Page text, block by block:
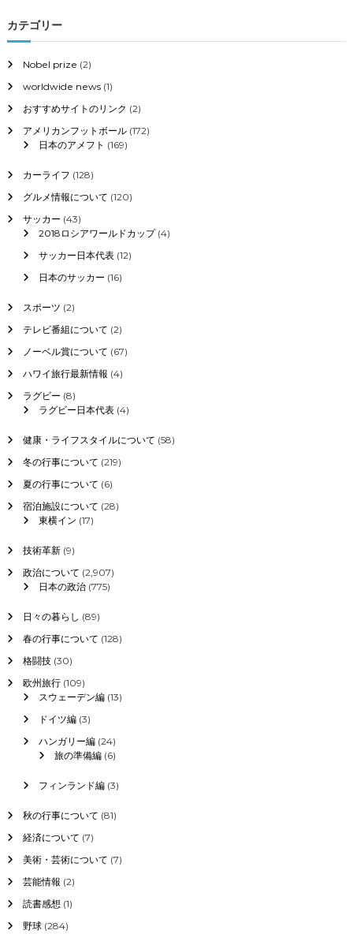
カテゴリー
Nobel prize (2)
worldwide news(1)
おすすめサイトのリンク (2)
アメリカンフットボール(172)
日本のアメフト (169)
カーライフ (128)
グルメ情報について (120)
サッカー (43)
2018ロシアワールドカップ(4)
サッカー日本代表(12)
日本のサッカー (16)
スポーツ (2)
テレビ番組について (2)
ノーベル賞について (67)
ハワイ旅行最新情報 (4)
ラグビー (8)
ラグビー日本代表(4)
健康・ライフスタイルについて (58)
冬の行事について (219)
夏の行事について (6)
宿泊施設について (28)
東横イン (17)
技術革新(9)
政治について (2,907)
日本の政治(775)
日々の暮らし (89)
春の行事について (128)
格闘技(30)
欧州旅行(109)
スウェーデン編(13)
ドイツ編(3)
ハンガリー編(24)
旅の準備編(6)
フィンランド編(3)
秋の行事について (81)
経済について (7)
美術・芸術について (7)
芸能情報 (2)
読書感想 (1)
野球(284)